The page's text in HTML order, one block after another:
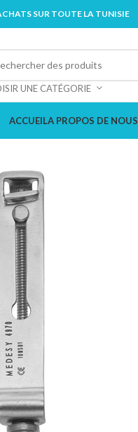
SUR TOUTE LA TUNISIE
UNE CATÉGORIE
ACCUEILA PROPOS DE NOUS